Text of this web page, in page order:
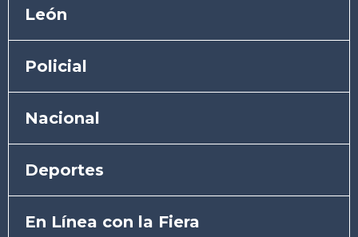
León
Policial
Nacional
Deportes
En Línea con la Fiera